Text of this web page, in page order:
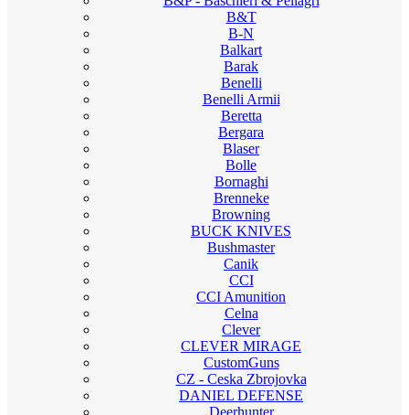
B&T
B-N
Balkart
Barak
Benelli
Benelli Armii
Beretta
Bergara
Blaser
Bolle
Bornaghi
Brenneke
Browning
BUCK KNIVES
Bushmaster
Canik
CCI
CCI Amunition
Celna
Clever
CLEVER MIRAGE
CustomGuns
CZ - Ceska Zbrojovka
DANIEL DEFENSE
Deerhunter